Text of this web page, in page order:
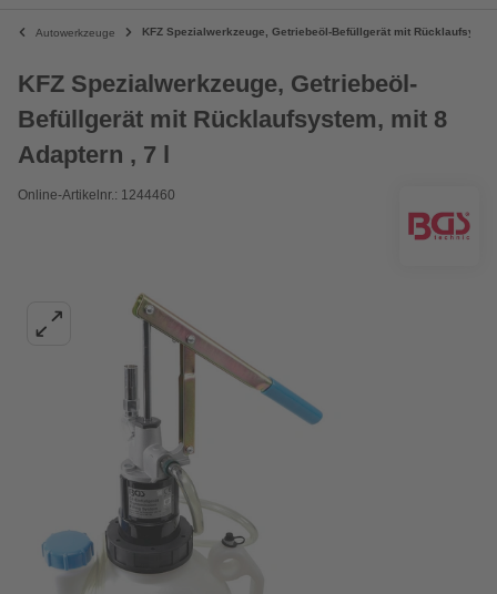
Autowerkzeuge KFZ Spezialwerkzeuge, Getriebeöl-Befüllgerät mit
KFZ Spezialwerkzeuge, Getriebeöl-
Befüllgerät mit Rücklaufsystem, mit 8
Adaptern , 7 l
Online-Artikelnr.: 1244460